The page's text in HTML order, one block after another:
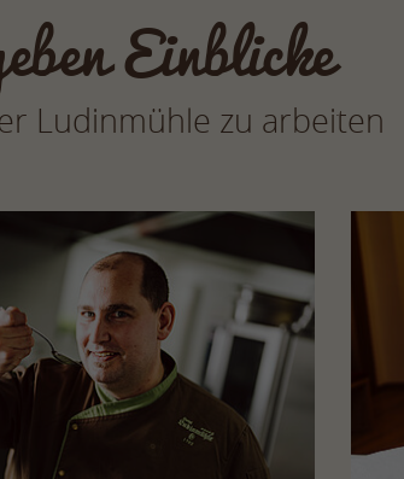
Einblicke
Ludinmühle zu arbeiten